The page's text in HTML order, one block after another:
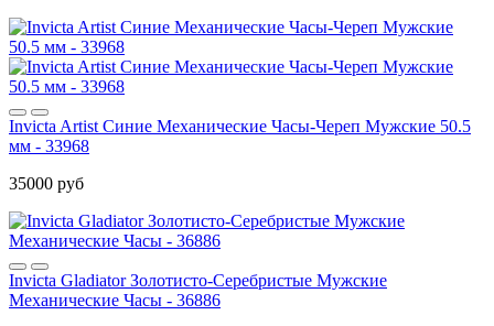
Invicta Artist Синие Механические Часы-Череп Мужские 50.5
мм - 33968
35000 руб
Invicta Gladiator Золотисто-Серебристые Мужские
Механические Часы - 36886